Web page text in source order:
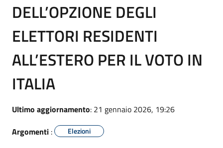
DELL’OPZIONE DEGLI
ELETTORI RESIDENTI
ALL’ESTERO PER IL VOTO IN
ITALIA
Ultimo aggiornamento: 21 gennaio 2026, 19:26
Argomenti : Elezioni